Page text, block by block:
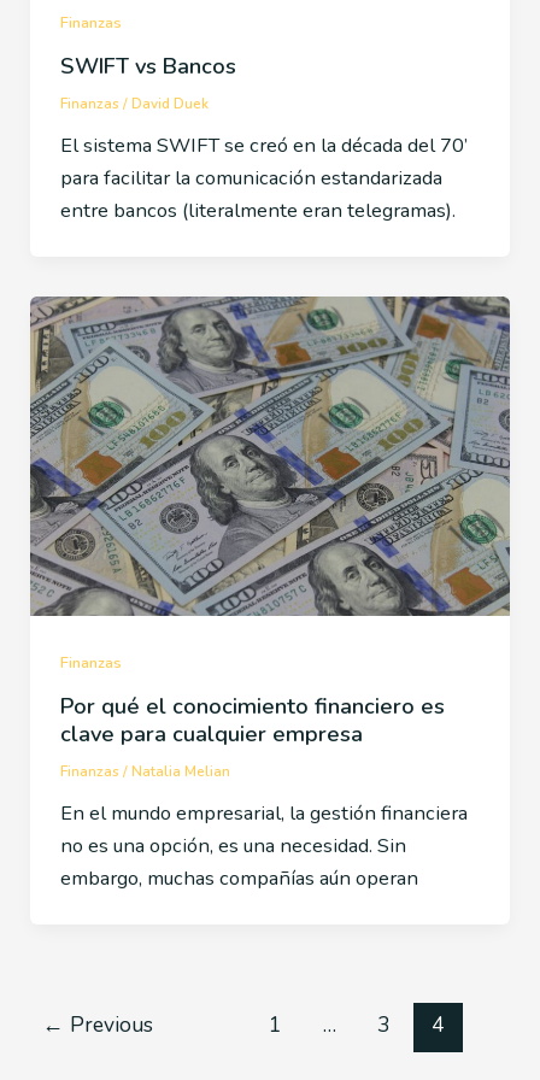
Finanzas
SWIFT vs Bancos
Finanzas /David Duek
El sistema SWIFT se creó en la década del 70’
para facilitar la comunicación estandarizada
entre bancos (literalmente eran telegramas).
Finanzas
Por qué el conocimiento financiero es
clave para cualquier empresa
Finanzas /Natalia Melian
En el mundo empresarial, la gestión financiera
no es una opción, es una necesidad. Sin
embargo, muchas compañías aún operan
← Previous 1 … 3 4